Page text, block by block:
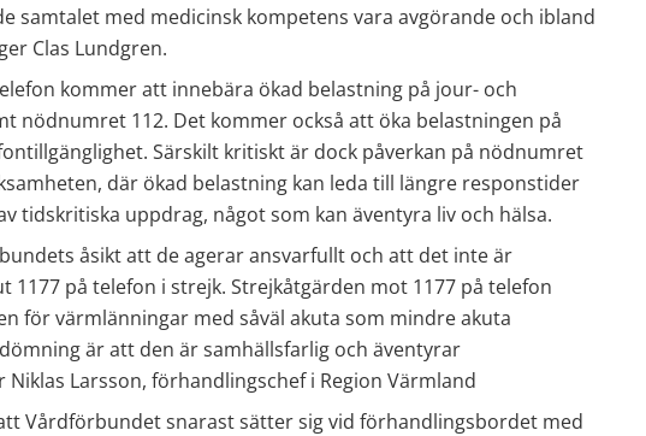
samtalet med medicinsk kompetens vara avgörande och ibland
Clas Lundgren.
kommer att innebära ökad belastning på jour- och
nödnumret 112. Det kommer också att öka belastningen på
Särskilt kritiskt är dock påverkan på nödnumret
där ökad belastning kan leda till längre responstider
tidskritiska uppdrag, något som kan äventyra liv och hälsa.
åsikt att de agerar ansvarfullt och att det inte är
1177 på telefon i strejk. Strejkåtgärden mot 1177 på telefon
för värmlänningar med såväl akuta som mindre akuta
är att den är samhällsfarlig och äventyrar
Larsson, förhandlingschef i Region Värmland
Vårdförbundet snarast sätter sig vid förhandlingsbordet med